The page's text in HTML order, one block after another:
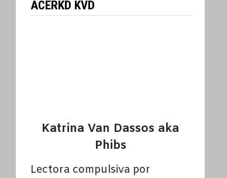
ACERKD KVD
Katrina Van Dassos aka
Phibs
Lectora compulsiva por